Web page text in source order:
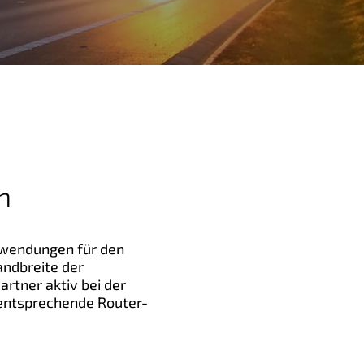
für den
der
aktiv bei der
Router-